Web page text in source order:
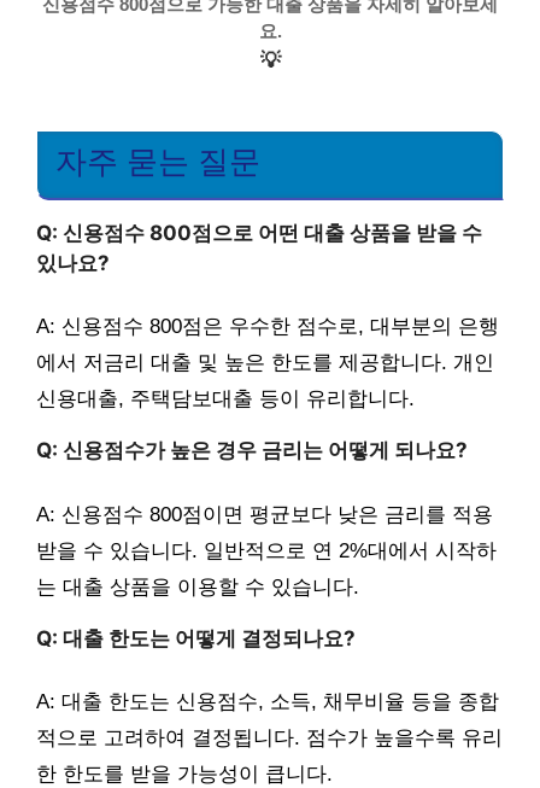
요.
💡
자주 묻는 질문
Q: 신용점수 800점으로 어떤 대출 상품을 받을 수
있나요?
A: 신용점수 800점은 우수한 점수로, 대부분의 은행
에서 저금리 대출 및 높은 한도를 제공합니다. 개인
신용대출, 주택담보대출 등이 유리합니다.
Q: 신용점수가 높은 경우 금리는 어떻게 되나요?
A: 신용점수 800점이면 평균보다 낮은 금리를 적용
받을 수 있습니다. 일반적으로 연 2%대에서 시작하
는 대출 상품을 이용할 수 있습니다.
Q: 대출 한도는 어떻게 결정되나요?
A: 대출 한도는 신용점수, 소득, 채무비율 등을 종합
적으로 고려하여 결정됩니다. 점수가 높을수록 유리
한 한도를 받을 가능성이 큽니다.